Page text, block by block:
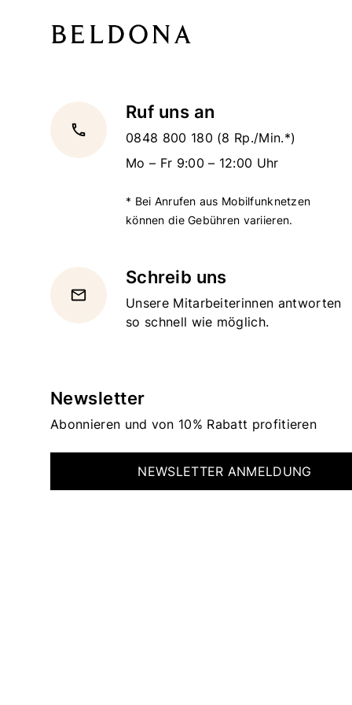
local_phone
Ruf uns an
0848 800 180 (8 Rp./Min.*)
Mo – Fr 9:00 – 12:00 Uhr
* Bei Anrufen aus Mobilfunknetzen
können die Gebühren variieren.
email
Schreib uns
Unsere Mitarbeiterinnen antworten
so schnell wie möglich.
Newsletter
Abonnieren und von 10% Rabatt profitieren
NEWSLETTER ANMELDUNG